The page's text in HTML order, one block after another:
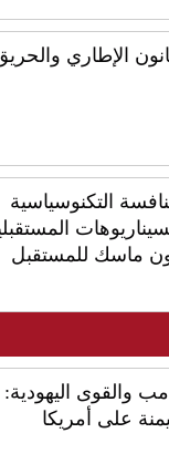
الإطاري
التكنوسياسية
ماسك للمستقبل
والقوى
على أمريكا